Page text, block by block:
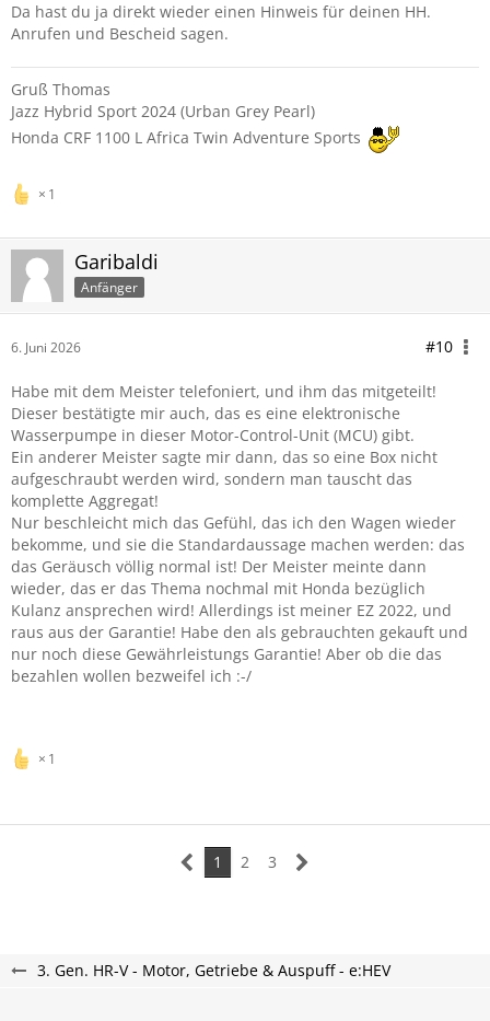
Da hast du ja direkt wieder einen Hinweis für deinen HH.
Anrufen und Bescheid sagen.
Gruß Thomas
Jazz Hybrid Sport 2024 (Urban Grey Pearl)
Honda CRF 1100 L Africa Twin Adventure Sports
1
Garibaldi
Anfänger
6. Juni 2026 #10
Habe mit dem Meister telefoniert, und ihm das mitgeteilt!
Dieser bestätigte mir auch, das es eine elektronische
Wasserpumpe in dieser Motor-Control-Unit (MCU) gibt.
Ein anderer Meister sagte mir dann, das so eine Box nicht
aufgeschraubt werden wird, sondern man tauscht das
komplette Aggregat!
Nur beschleicht mich das Gefühl, das ich den Wagen wieder
bekomme, und sie die Standardaussage machen werden: das
das Geräusch völlig normal ist! Der Meister meinte dann
wieder, das er das Thema nochmal mit Honda bezüglich
Kulanz ansprechen wird! Allerdings ist meiner EZ 2022, und
raus aus der Garantie! Habe den als gebrauchten gekauft und
nur noch diese Gewährleistungs Garantie! Aber ob die das
bezahlen wollen bezweifel ich :-/
1
1 2 3
3. Gen. HR-V - Motor, Getriebe & Auspuff - e:HEV